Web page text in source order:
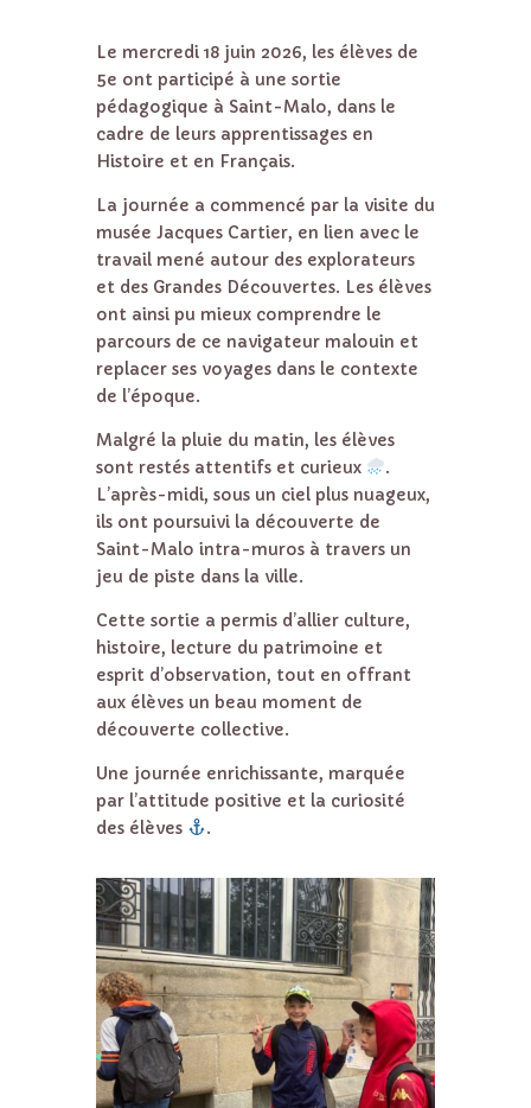
Le mercredi 18 juin 2026, les élèves de
5e ont participé à une sortie
pédagogique à Saint-Malo, dans le
cadre de leurs apprentissages en
Histoire et en Français.
La journée a commencé par la visite du
musée Jacques Cartier, en lien avec le
travail mené autour des explorateurs
et des Grandes Découvertes. Les élèves
ont ainsi pu mieux comprendre le
parcours de ce navigateur malouin et
replacer ses voyages dans le contexte
de l’époque.
Malgré la pluie du matin, les élèves
sont restés attentifs et curieux
.
L’après-midi, sous un ciel plus nuageux,
ils ont poursuivi la découverte de
Saint-Malo intra-muros à travers un
jeu de piste dans la ville.
Cette sortie a permis d’allier culture,
histoire, lecture du patrimoine et
esprit d’observation, tout en offrant
aux élèves un beau moment de
découverte collective.
Une journée enrichissante, marquée
par l’attitude positive et la curiosité
des élèves
.